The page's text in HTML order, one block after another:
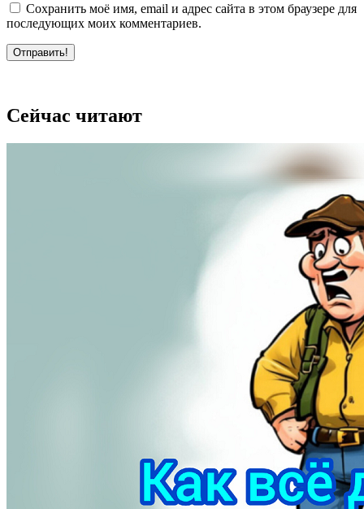
Сохранить моё имя, email и адрес сайта в этом браузере для
последующих моих комментариев.
Отправить!
Сейчас читают